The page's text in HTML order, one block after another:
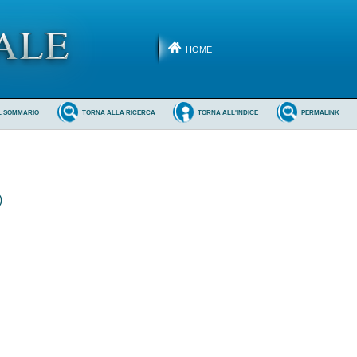
HOME
PERMALINK
TORNA ALL'INDICE
TORNA ALLA RICERCA
SOMMARIO